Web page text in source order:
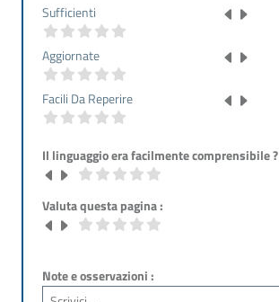
Sufficienti
Aggiornate
Facili Da Reperire
Il linguaggio era facilmente comprensibile ?
Valuta questa pagina :
Note e osservazioni :